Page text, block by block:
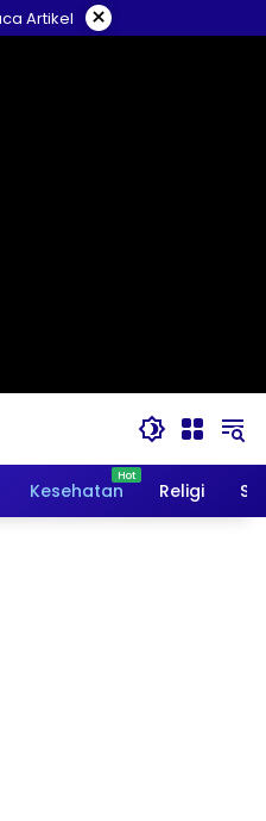
Artikel ×
Kesehatan Religi